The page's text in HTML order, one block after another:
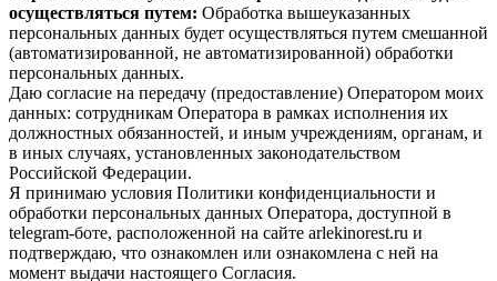
осуществляться путем: Обработка вышеуказанных
персональных данных будет осуществляться путем смешанной
(автоматизированной, не автоматизированной) обработки
персональных данных.
Даю согласие на передачу (предоставление) Оператором моих
данных: сотрудникам Оператора в рамках исполнения их
должностных обязанностей, и иным учреждениям, органам, и
в иных случаях, установленных законодательством
Российской Федерации.
Я принимаю условия Политики конфиденциальности и
обработки персональных данных Оператора, доступной в
telegram-боте, расположенной на сайте arlekinorest.ru и
подтверждаю, что ознакомлен или ознакомлена с ней на
момент выдачи настоящего Согласия.